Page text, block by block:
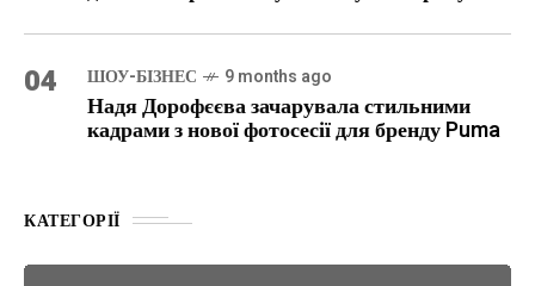
04 ШОУ-БІЗНЕС 9 months ago
Надя Дорофєєва зачарувала стильними
кадрами з нової фотосесії для бренду Puma
КАТЕГОРІЇ